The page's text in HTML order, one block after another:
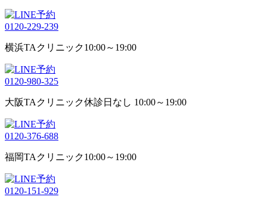
0120-229-239
横浜TAクリニック10:00～19:00
0120-980-325
大阪TAクリニック休診日なし 10:00～19:00
0120-376-688
福岡TAクリニック10:00～19:00
0120-151-929